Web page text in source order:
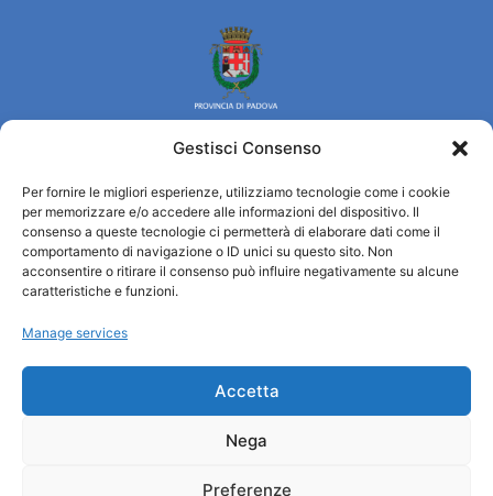
Gestisci Consenso
Per fornire le migliori esperienze, utilizziamo tecnologie come i cookie
per memorizzare e/o accedere alle informazioni del dispositivo. Il
consenso a queste tecnologie ci permetterà di elaborare dati come il
comportamento di navigazione o ID unici su questo sito. Non
acconsentire o ritirare il consenso può influire negativamente su alcune
caratteristiche e funzioni.
Manage services
Accetta
Nega
Preferenze
Turismo Padova
Qui sommes-nous ?
Information et accueil des tourist / IAT
Cookie Policy (UE)
Credits